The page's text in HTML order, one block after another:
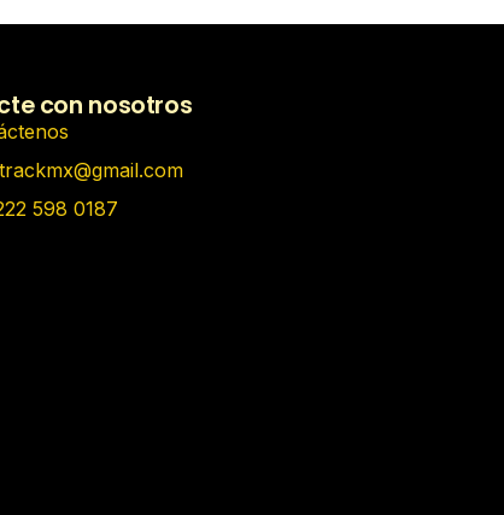
con nosotros
598 0187